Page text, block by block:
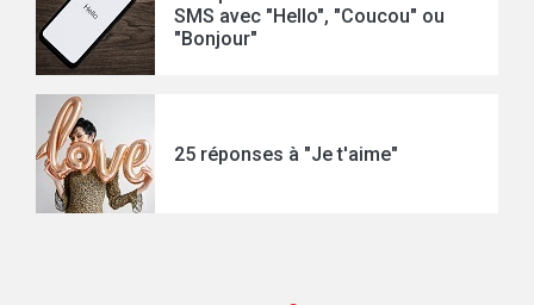
SMS avec "Hello", "Coucou" ou
"Bonjour"
25 réponses à "Je t'aime"